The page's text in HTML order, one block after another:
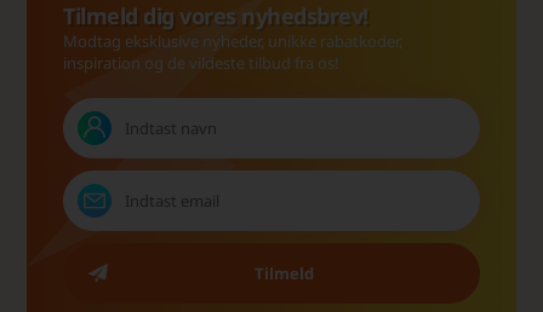
Tilmeld dig vores nyhedsbrev!
Modtag eksklusive nyheder, unikke rabatkoder,
inspiration og de vildeste tilbud fra os!